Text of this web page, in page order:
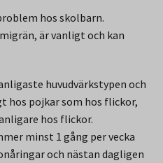
hos skolbarn.
är vanligt och kan
huvudvärkstypen och
hos pojkar som hos flickor,
hos flickor.
minst 1 gång per vecka
och nästan dagligen